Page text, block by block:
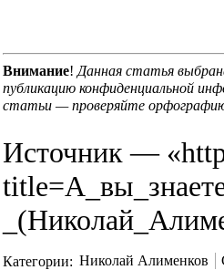
Внимание! Данная статья
публикацию конфиденциальной
статьи — проверяйте
Источник — «
Категории: Николай Алименков